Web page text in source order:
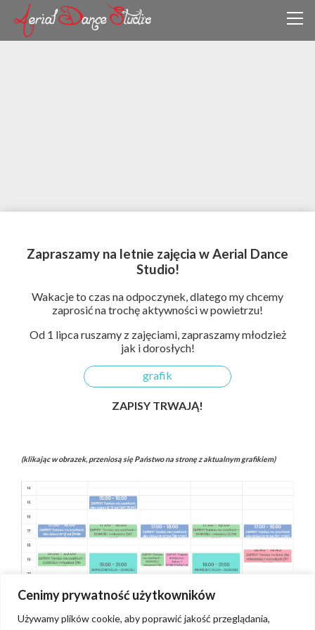
Cenimy prywatność użytkowników
Używamy plików cookie, aby poprawić jakość przeglądania,
Zapraszamy na letnie zajęcia w Aerial Dance
Studio!
Wakacje to czas na odpoczynek, dlatego my chcemy
zaprosić na trochę aktywności w powietrzu!
Od 1 lipca ruszamy z zajęciami, zapraszamy młodzież
jak i dorosłych!
grafik
ZAPISY TRWAJĄ!
(klikając w obrazek, przeniosą się Państwo na stronę z aktualnym grafikiem)